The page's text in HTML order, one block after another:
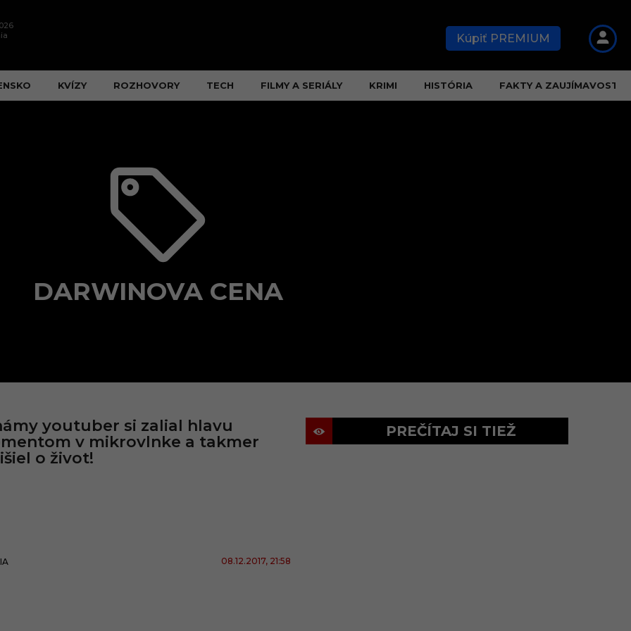
Kúpiť PREMIUM
KVÍZY ROZHOVORY TECH FILMY A SERIÁLY KRIMI HISTÓRIA FAKTY A ZAUJÍMAVOSTI
DARWINOVA CENA
youtuber si zalial hlavu
v mikrovlnke a takmer
o život!
08.12.2017, 21:58
PREČÍTAJ SI TIEŽ